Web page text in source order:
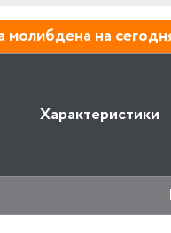
молибдена на
Характеристики